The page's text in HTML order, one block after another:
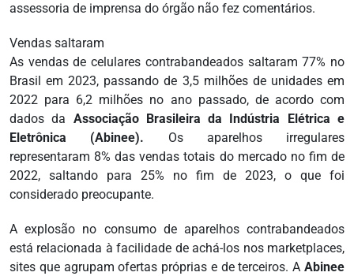
assessoria de imprensa do órgão não fez comentários.
Vendas saltaram
As vendas de celulares contrabandeados saltaram 77% no
Brasil em 2023, passando de 3,5 milhões de unidades em
2022 para 6,2 milhões no ano passado, de acordo com
dados da Associação Brasileira da Indústria Elétrica e
Eletrônica (Abinee). Os aparelhos irregulares
representaram 8% das vendas totais do mercado no fim de
2022, saltando para 25% no fim de 2023, o que foi
considerado preocupante.
A explosão no consumo de aparelhos contrabandeados
está relacionada à facilidade de achá-los nos marketplaces,
sites que agrupam ofertas próprias e de terceiros. A Abinee